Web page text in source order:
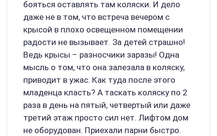
бояться оставлять там коляски. И дело
даже не в том, что встреча вечером с
крысой в плохо освещенном помещении
радости не вызывает. За детей страшно!
Ведь крысы – разносчики заразы! Одна
мысль о том, что она залезала в коляску,
приводит в ужас. Как туда после этого
младенца класть? А таскать коляску по 2
раза в день на пятый, четвертый или даже
третий этаж просто сил нет. Лифтом дом
не оборудован. Приехали парни быстро.